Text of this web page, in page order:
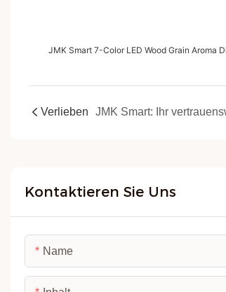
JMK Smart 7-Color LED Wood Grain Aroma
Verlieben
Kontaktieren Sie Uns
Name